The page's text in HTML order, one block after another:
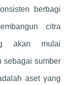
berbagi
citra
akan mulai
sebagai sumber
aset yang